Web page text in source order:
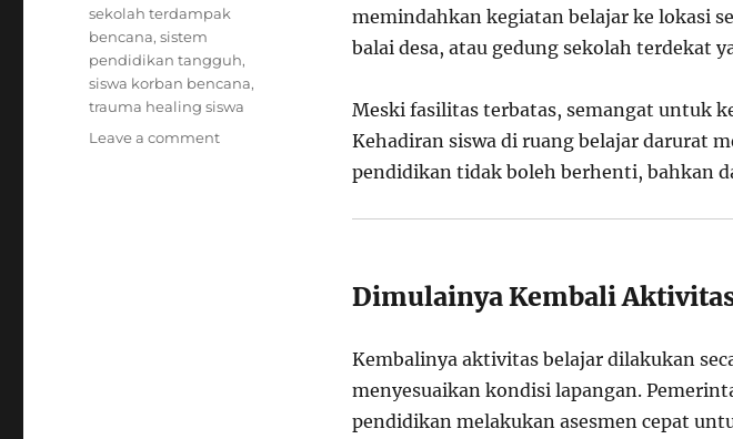
memindahkan kegiatan belajar ke lokasi
balai desa, atau gedung sekolah terdekat
Meski fasilitas terbatas, semangat untuk
Kehadiran siswa di ruang belajar darurat
pendidikan tidak boleh berhenti, bahkan
Dimulainya Kembali
Kembalinya aktivitas belajar dilakukan
menyesuaikan kondisi lapangan.
pendidikan melakukan asesmen cepat
sekolah terdampak
bencana,sistem
pendidikan tangguh,
siswa korban bencana,
trauma healing siswa
Leave a commenton